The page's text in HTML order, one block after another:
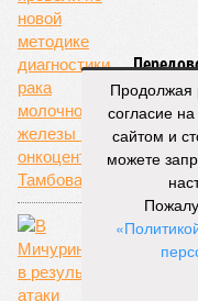
Продолжая
согласие
сайтом и
можете